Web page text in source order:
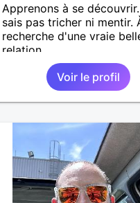
Apprenons à se
sais pas tricher ni mentir.
recherche d'une vraie
relation
Voir le profil